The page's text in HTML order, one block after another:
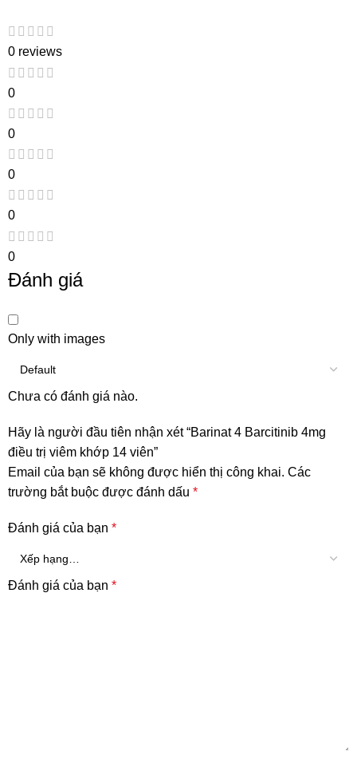
0 reviews
0
0
0
0
0
Đánh giá
Only with images
Chưa có đánh giá nào.
Hãy là người đầu tiên nhận xét “Barinat 4 Barcitinib 4mg
điều trị viêm khớp 14 viên”
Email của bạn sẽ không được hiển thị công khai. Các
trường bắt buộc được đánh dấu*
Đánh giá của bạn*
Đánh giá của bạn*